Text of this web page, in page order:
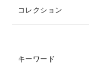
コレクション
キーワード